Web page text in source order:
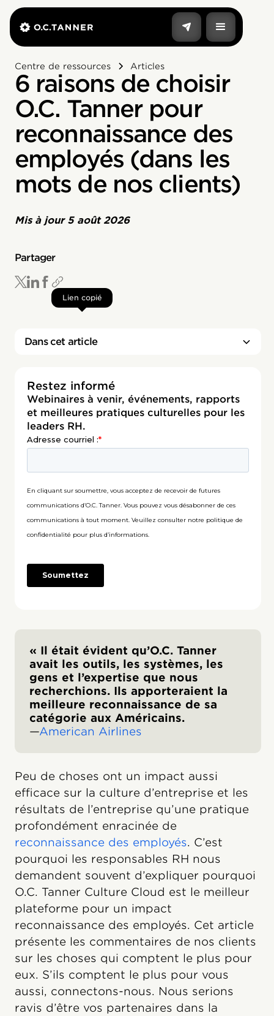
Centre de ressources Articles
6 raisons de choisir
O.C. Tanner pour
reconnaissance des
employés (dans les
mots de nos clients)
Mis à jour 5 août 2026
Partager
Lien copié
Dans cet article
Restez informé
Webinaires à venir, événements, rapports
et meilleures pratiques culturelles pour les
leaders RH.
« Il était évident qu’O.C. Tanner
avait les outils, les systèmes, les
gens et l’expertise que nous
recherchions. Ils apporteraient la
meilleure reconnaissance de sa
catégorie aux Américains.
—American Airlines
Peu de choses ont un impact aussi
efficace sur la culture d’entreprise et les
résultats de l’entreprise qu’une pratique
profondément enracinée de
reconnaissance des employés. C’est
pourquoi les responsables RH nous
demandent souvent d’expliquer pourquoi
O.C. Tanner Culture Cloud est le meilleur
plateforme pour un impact
reconnaissance des employés. Cet article
présente les commentaires de nos clients
sur les choses qui comptent le plus pour
eux. S’ils comptent le plus pour vous
aussi, connectons-nous. Nous serions
ravis d’être vos partenaires dans la